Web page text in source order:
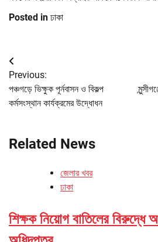
Posted in ঢাকা
Post
navigation
Previous:
পঞ্চগড়ে ভিক্ষুক পূর্নবাসন ও বিকল্প
কর্মসংস্থান কার্যক্রমের উদ্ধোধন
Related News
জেলার খবর
ঢাকা
শিক্ষক নিয়োগ বাতিলের বিরুদ্ধে